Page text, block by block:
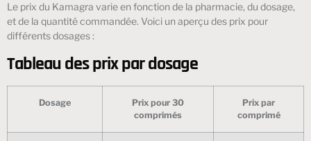
Le prix du Kamagra varie en fonction de la pharmacie, du dosage,
et de la quantité commandée. Voici un aperçu des prix pour
différents dosages :
Tableau des prix par dosage
Dosage
Prix pour 30
comprimés
Prix par
comprimé